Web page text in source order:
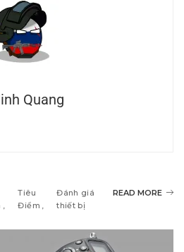
Quang
Tiêu
Điểm
Đánh giá
thiết bị
READ MORE